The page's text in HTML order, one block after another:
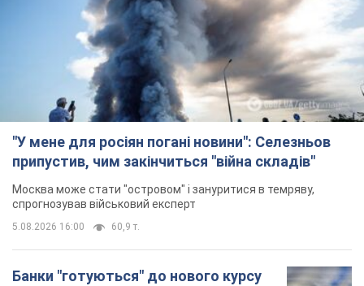
"У мене для росіян погані новини": Селезньов
припустив, чим закінчиться "війна складів"
Москва може стати "островом" і зануритися в темряву,
спрогнозував військовий експерт
5.08.2026 16:00 60,9 т.
Банки "готуються" до нового курсу